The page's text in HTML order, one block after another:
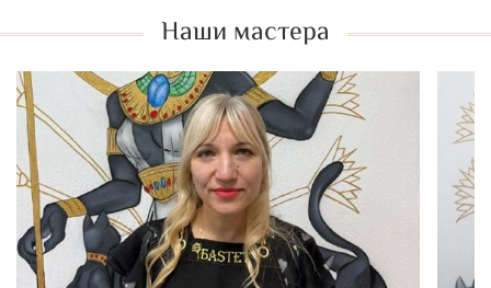
Наши мастера